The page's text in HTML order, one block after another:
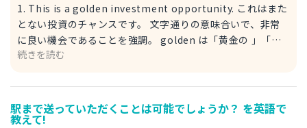
ョップなど、幅広い場所で使える一般的な表現です。
「unavailable」は「利用できない」「入手できない」とい
う形容詞で、「currently」で「現在」という状況を示しま
す。 例文 I'm looking for this DVD. - Sorry, it's
DVDを探しています。 - 申し訳ありません、現在貸し出し中
です。すべてのコピーがレンタルされています。 ・looking
for: ～を探している（動詞句）
1. This is a golden investment opportunity. これはまた
とない投資のチャンスです。 文字通りの意味合いで、非常
に良い機会であることを強調。 golden は「黄金の 」「非
常に貴重な 」、investment opportunity は「投資の機会
値のある、逃すべきでないチャンスであることを伝えます。
例文 Ladies and gentlemen, this is a golden
investment opportunity you won't want to miss. 皆
続きを読む
駅まで送っていただくことは可能でしょうか？ を英語で
教えて!